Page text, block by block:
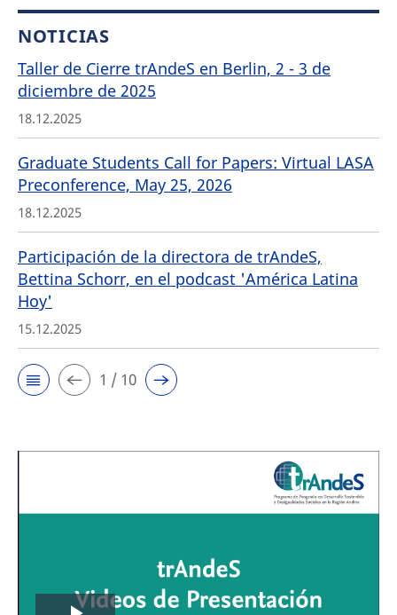
NOTICIAS
Taller de Cierre trAndeS en Berlin, 2 - 3 de
diciembre de 2025
18.12.2025
Graduate Students Call for Papers: Virtual LASA
Preconference, May 25, 2026
18.12.2025
Participación de la directora de trAndeS,
Bettina Schorr, en el podcast 'América Latina
Hoy'
15.12.2025
1 / 10